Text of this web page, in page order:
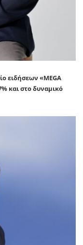
ειδήσεων «MEGA
και στο δυναμικό